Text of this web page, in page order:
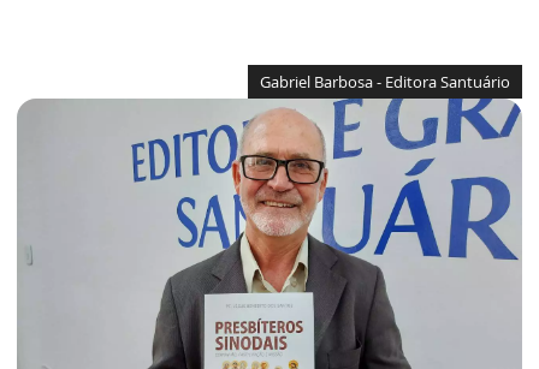
Gabriel Barbosa - Editora Santuário